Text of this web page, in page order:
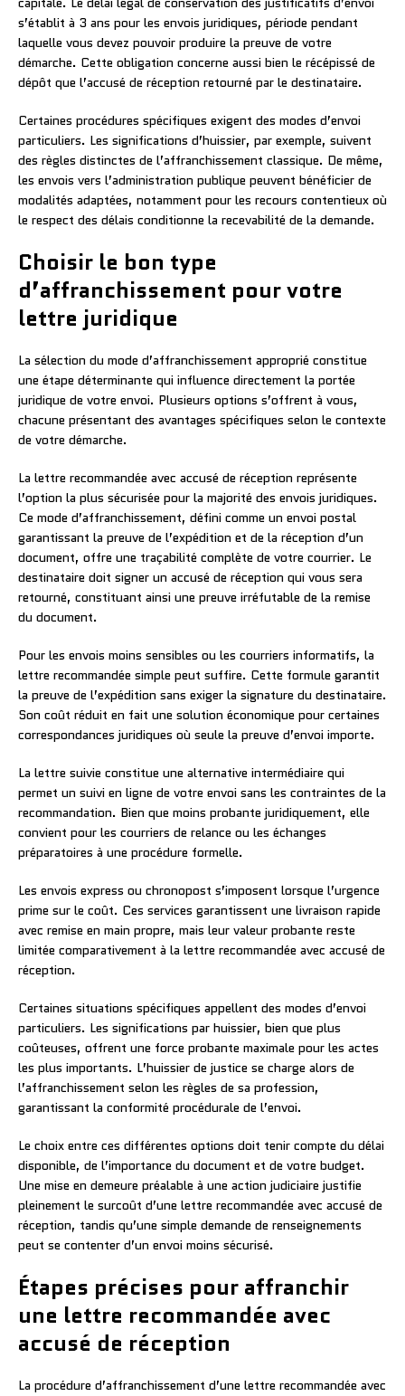
s’établit à 3 ans pour les envois juridiques, période pendant
laquelle vous devez pouvoir produire la preuve de votre
démarche. Cette obligation concerne aussi bien le récépissé de
dépôt que l’accusé de réception retourné par le destinataire.
Certaines procédures spécifiques exigent des modes d’envoi
particuliers. Les significations d’huissier, par exemple, suivent
des règles distinctes de l’affranchissement classique. De même,
les envois vers l’administration publique peuvent bénéficier de
modalités adaptées, notamment pour les recours contentieux où
le respect des délais conditionne la recevabilité de la demande.
Choisir le bon type
d’affranchissement pour votre
lettre juridique
La sélection du mode d’affranchissement approprié constitue
une étape déterminante qui influence directement la portée
juridique de votre envoi. Plusieurs options s’offrent à vous,
chacune présentant des avantages spécifiques selon le contexte
de votre démarche.
La lettre recommandée avec accusé de réception représente
l’option la plus sécurisée pour la majorité des envois juridiques.
Ce mode d’affranchissement, défini comme un envoi postal
garantissant la preuve de l’expédition et de la réception d’un
document, offre une traçabilité complète de votre courrier. Le
destinataire doit signer un accusé de réception qui vous sera
retourné, constituant ainsi une preuve irréfutable de la remise
du document.
Pour les envois moins sensibles ou les courriers informatifs, la
lettre recommandée simple peut suffire. Cette formule garantit
la preuve de l’expédition sans exiger la signature du destinataire.
Son coût réduit en fait une solution économique pour certaines
correspondances juridiques où seule la preuve d’envoi importe.
La lettre suivie constitue une alternative intermédiaire qui
permet un suivi en ligne de votre envoi sans les contraintes de la
recommandation. Bien que moins probante juridiquement, elle
convient pour les courriers de relance ou les échanges
préparatoires à une procédure formelle.
Les envois express ou chronopost s’imposent lorsque l’urgence
prime sur le coût. Ces services garantissent une livraison rapide
avec remise en main propre, mais leur valeur probante reste
limitée comparativement à la lettre recommandée avec accusé de
réception.
Certaines situations spécifiques appellent des modes d’envoi
particuliers. Les significations par huissier, bien que plus
coûteuses, offrent une force probante maximale pour les actes
les plus importants. L’huissier de justice se charge alors de
l’affranchissement selon les règles de sa profession,
garantissant la conformité procédurale de l’envoi.
Le choix entre ces différentes options doit tenir compte du délai
disponible, de l’importance du document et de votre budget.
Une mise en demeure préalable à une action judiciaire justifie
pleinement le surcoût d’une lettre recommandée avec accusé de
réception, tandis qu’une simple demande de renseignements
peut se contenter d’un envoi moins sécurisé.
Étapes précises pour affranchir
une lettre recommandée avec
accusé de réception
La procédure d’affranchissement d’une lettre recommandée avec